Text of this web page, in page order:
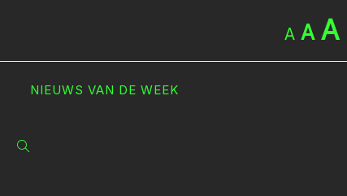
A A A
NIEUWS VAN DE WEEK
TOGGLE